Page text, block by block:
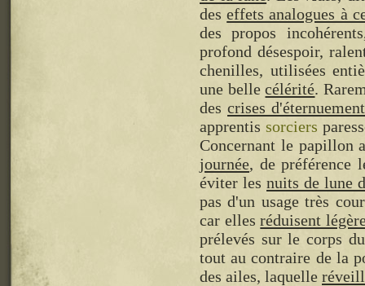
deseffets analogues à
des propos
profond désespoir,
chenilles, utilisées
une bellecélérité.
des crises
apprentis sorciers
Concernant le papillon
journée, de préférence
éviter les nuits de lune
pas d'un usage très
car ellesréduisent
prélevés sur le corps
tout au contraire de la
des ailes, laquelle